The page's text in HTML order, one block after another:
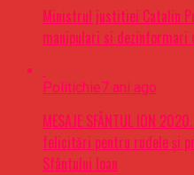
Ministrul justitiei Catalin
manipulari si dezinformari
Politichie7 ani ago
MESAJE SFÂNTUL ION
felicitări pentru rudele şi
Sfântului Ioan